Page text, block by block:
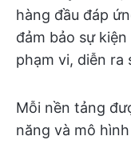
hàng đầu đáp
đảm bảo sự
phạm vi, diễn ra
Mỗi nền tảng
năng và mô